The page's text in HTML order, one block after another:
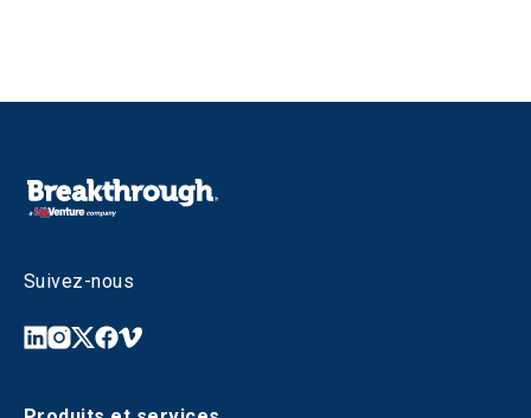
Suivez-nous